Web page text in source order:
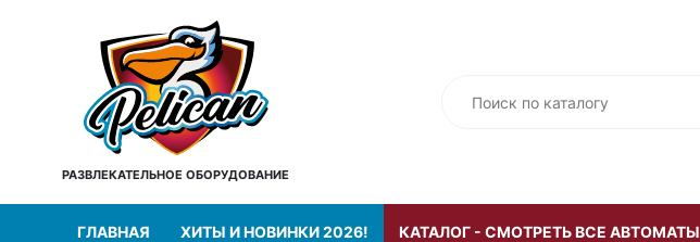
РАЗВЛЕКАТЕЛЬНОЕ ОБОРУДОВАНИЕ
ГЛАВНАЯ ХИТЫ И НОВИНКИ 2026! КАТАЛОГ - СМОТРЕТЬ ВСЕ АВТОМАТЫ